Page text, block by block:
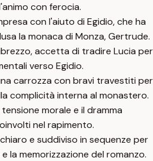
con ferocia.
con l'aiuto di Egidio, che ha
la monaca di Monza, Gertrude.
accetta di tradire Lucia per
verso Egidio.
carrozza con bravi travestiti per
complicità interna al monastero.
morale e il dramma
nel rapimento.
e suddiviso in sequenze per
la memorizzazione del romanzo.